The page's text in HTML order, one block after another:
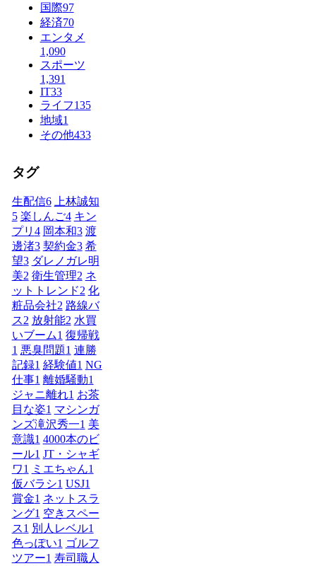
国際97
経済70
エンタメ
1,090
スポーツ
1,391
IT33
ライフ135
地域1
その他433
タグ
生配信6
上林誠知
5 楽しんご4 キン
プリ 4 岡本和3 渡
邊渚3 契約金3 希
望3 ダレノガレ明
美2 衛生管理2 ネ
ットトレンド2 化
粧品会社2 路線バ
ス2 放射能2 水買
いブーム1 復帰戦
1 悪臭問題1 連勝
記録1 経験値1 NG
仕事1 離婚騒動1
ジャニ離れ1 お茶
目な姿1 マシンガ
ンズ滝沢秀一1 美
意識1 4000本のビ
ール1 JT・シャギ
ワ1 ミエちゃん1
仮バラシ1 USJ1
賞金1 ネットスラ
ング1 空きスペー
ス1 別人レベル1
色っぽい1 ゴルフ
ツアー1 寿司職人